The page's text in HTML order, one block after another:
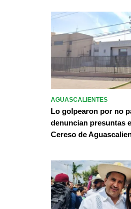
AGUASCALIENTES
Lo golpearon por no
denuncian presuntas
Cereso de